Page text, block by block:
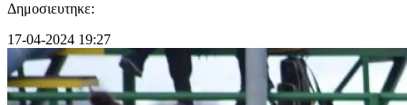
Δημοσιευτηκε:
17-04-2024 19:27